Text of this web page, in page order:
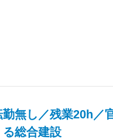
無し／残業20h／
総合建設